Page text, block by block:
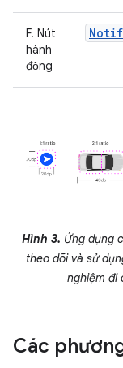
F. Nút
hành
động
Hình 3. Ứng dụng
theo dõi và sử
nghiệm đi
Các